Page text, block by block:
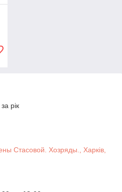
рік
Стасовой. Хозряды., Харків,